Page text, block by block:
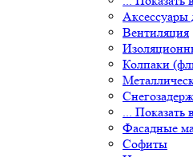
Аксессуары
Вентиляция
Колпаки
... Показать
Фасадные
Софиты